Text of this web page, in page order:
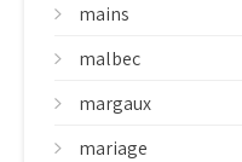
mains
malbec
margaux
mariage